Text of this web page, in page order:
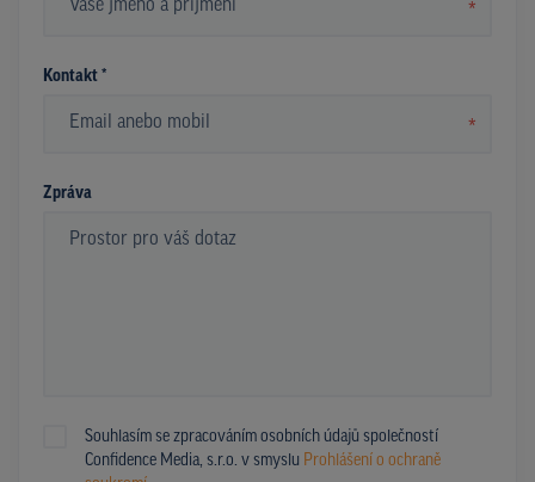
*
Kontakt *
*
Zpráva
Souhlasím se zpracováním osobních údajů společností
Confidence Media, s.r.o. v smyslu Prohlášení o ochraně